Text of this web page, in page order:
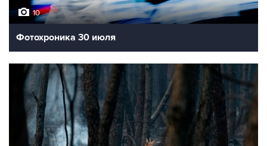
10
Фотохроника 30 июля